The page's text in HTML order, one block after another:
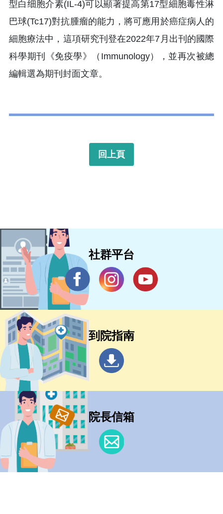
型白细胞介素(IL-4)可以顯著提高第17型細胞毒性淋
巴球(Tc17)對抗腫瘤的能力，將可應用於癌症病人的
細胞療法中，這項研究刊登在2022年7月出刊的國際
科學期刊《免疫學》（Immunology），並再次被總
編輯選為期刊封面文章。
回上頁
社群平台
到院指南
院長信箱